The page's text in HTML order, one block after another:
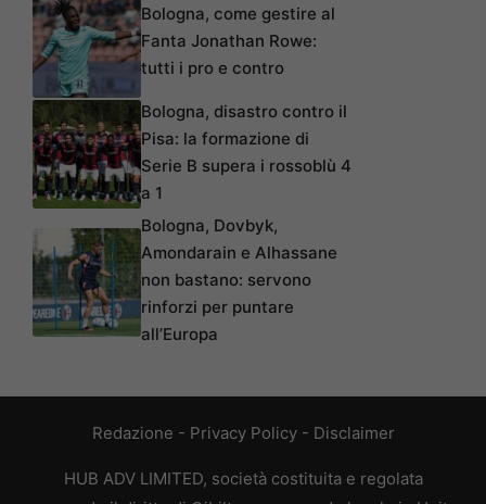
Bologna, come gestire al
Fanta Jonathan Rowe:
tutti i pro e contro
Bologna, disastro contro il
Pisa: la formazione di
Serie B supera i rossoblù 4
a 1
Bologna, Dovbyk,
Amondarain e Alhassane
non bastano: servono
rinforzi per puntare
all’Europa
Redazione - Privacy Policy- Disclaimer
HUB ADV LIMITED, società costituita e regolata